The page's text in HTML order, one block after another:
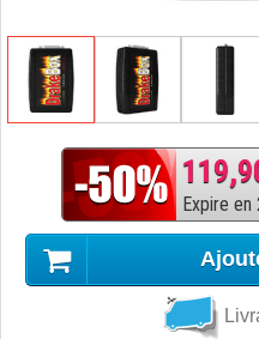
Expire en